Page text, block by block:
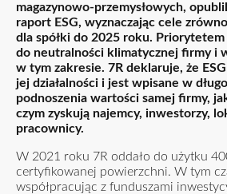
magazynowo-przemysłowych,
raport ESG, wyznaczając cele
dla spółki do 2025 roku.
do neutralności klimatycznej firmy i
w tym zakresie. 7R deklaruje, że
jej działalności i jest wpisane w
podnoszenia wartości samej firmy,
czym zyskują najemcy, inwestorzy,
pracownicy.
W 2021 roku 7R oddało do użytku
certyfikowanej powierzchni. W tym
współpracując z funduszami